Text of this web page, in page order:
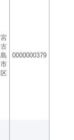
宮
古
島
市
区
0000000379